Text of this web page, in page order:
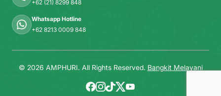
+62 (21) 8299 848
Whatsapp Hotline
+62 8213 0009 848
© 2026 AMPHURI. All Rights Reserved. Bangkit Melayani